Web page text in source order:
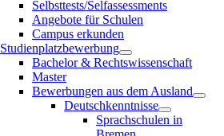
Selbsttests/Selfassessments
Angebote für Schulen
Campus erkunden
Studienplatzbewerbung
Bachelor & Rechtswissenschaft
Master
Bewerbungen aus dem Ausland
Deutschkenntnisse
Sprachschulen in